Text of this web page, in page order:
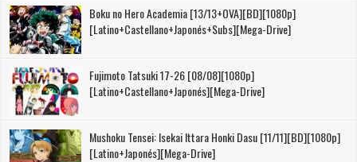
Boku no Hero Academia [13/13+OVA][BD][1080p]
[Latino+Castellano+Japonés+Subs][Mega-Drive]
Fujimoto Tatsuki 17-26 [08/08][1080p]
[Latino+Castellano+Japonés][Mega-Drive]
Mushoku Tensei: Isekai Ittara Honki Dasu [11/11][BD][1080p]
[Latino+Japonés][Mega-Drive]